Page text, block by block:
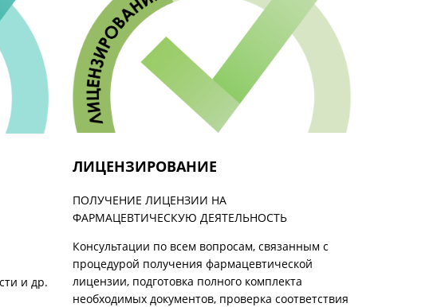
и др.
ЛИЦЕНЗИРОВАНИЕ
ПОЛУЧЕНИЕ ЛИЦЕНЗИИ НА
ФАРМАЦЕВТИЧЕСКУЮ ДЕЯТЕЛЬНОСТЬ
Консультации по всем вопросам, связанным с
процедурой получения фармацевтической
лицензии, подготовка полного комплекта
необходимых документов, проверка соответствия